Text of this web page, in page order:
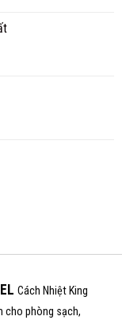
Cách Nhiệt King
cho phòng sạch,